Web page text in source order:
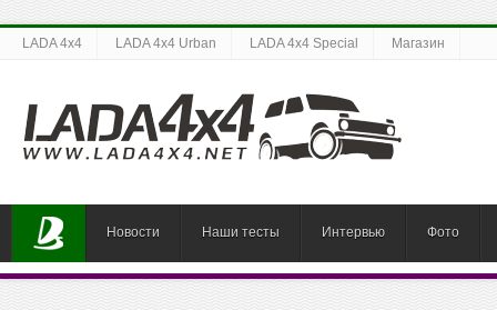
LADA 4x4 LADA 4x4 Urban LADA 4x4 Special Магазин
Новости Наши тесты Интервью Фото